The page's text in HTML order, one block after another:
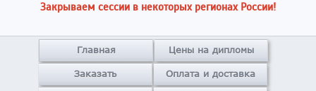
Закрываем сессии в некоторых регионах России!
Главная Цены на дипломы
Заказать Оплата и доставка